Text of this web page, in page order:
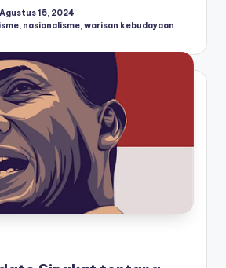
Agustus 15, 2024
nasionalisme ,warisan kebudayaan